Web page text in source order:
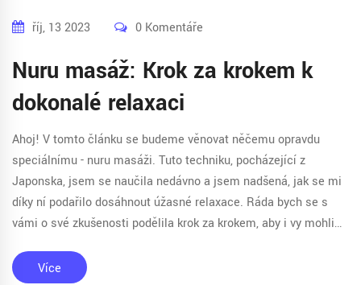
říj, 13 2023 0 Komentáře
Nuru masáž: Krok za krokem k
dokonalé relaxaci
Ahoj! V tomto článku se budeme věnovat něčemu opravdu
speciálnímu - nuru masáži. Tuto techniku, pocházející z
Japonska, jsem se naučila nedávno a jsem nadšená, jak se mi
díky ní podařilo dosáhnout úžasné relaxace. Ráda bych se s
vámi o své zkušenosti podělila krok za krokem, aby i vy mohli
smyslnosti a klidu.
Více